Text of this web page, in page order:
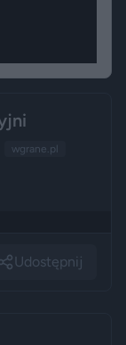
wgrane.pl
Udostępnij